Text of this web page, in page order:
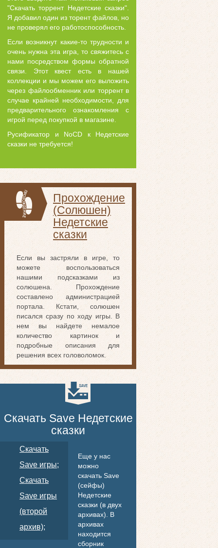
"Скачать торрент Недетские сказки".
Я добавил один из торент файлов, но
не проверял его работоспособность.
Если возникнут какие-то трудности и
очень нужна эта игра, то свяжитесь с
нами посредством формы обратной
связи. Этот квест есть в нашей
коллекции и мы можем его выложить
через файлообменник или торрент в
случае крайней необходимости, для
предварительного ознакомления с
игрой перед покупкой в магазине.
Русификатор и NoCD к Недетские
сказки не требуется!
Прохождение
(Солюшен)
Недетские
сказки
Если вы застряли в игре, то
можете воспользоваться
нашими подсказками из
солюшена. Прохождение
составлено администрацией
портала. Кстати, солюшен
писался сразу по ходу игры. В
нем вы найдете немалое
количество картинок и
подробные описания для
решения всех головоломок.
Скачать Save Недетские
сказки
Скачать
Save игры;
Скачать
Save игры
(второй
архив);
Еще у нас
можно
скачать Save
(сейфы)
Недетские
сказки (в двух
архивах). В
архивах
находится
сборник